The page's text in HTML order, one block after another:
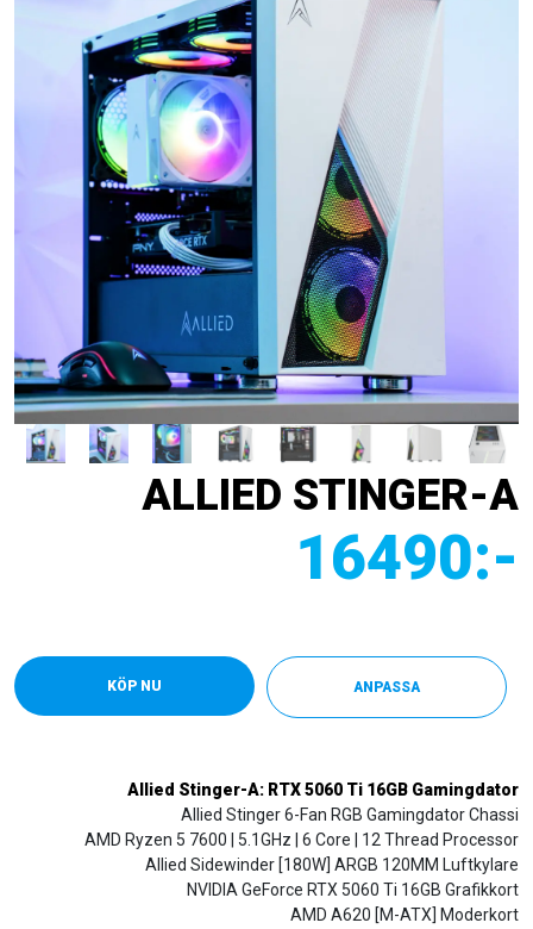
ALLIED STINGER-A
16490:-
KÖP NU ANPASSA
Allied Stinger-A: RTX 5060 Ti 16GB Gamingdator
Allied Stinger 6-Fan RGB Gamingdator Chassi
AMD Ryzen 5 7600 | 5.1GHz | 6 Core | 12 Thread Processor
Allied Sidewinder [180W] ARGB 120MM Luftkylare
NVIDIA GeForce RTX 5060 Ti 16GB Grafikkort
AMD A620 [M-ATX] Moderkort